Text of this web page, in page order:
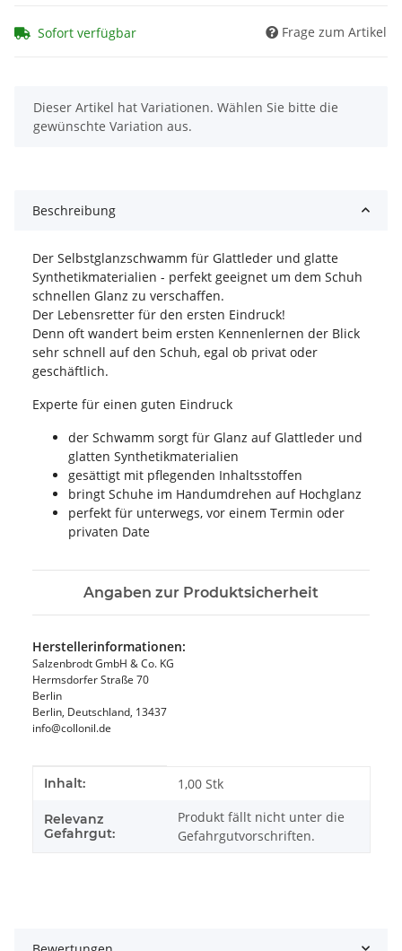
Sofort verfügbar Frage zum Artikel
x
Dieser Artikel hat Variationen. Wählen Sie bitte die
gewünschte Variation aus.
Beschreibung
Der Selbstglanzschwamm für Glattleder und glatte
Synthetikmaterialien - perfekt geeignet um dem Schuh
schnellen Glanz zu verschaffen.
Der Lebensretter für den ersten Eindruck!
Denn oft wandert beim ersten Kennenlernen der Blick
sehr schnell auf den Schuh, egal ob privat oder
geschäftlich.
Experte für einen guten Eindruck
der Schwamm sorgt für Glanz auf Glattleder und
glatten Synthetikmaterialien
gesättigt mit pflegenden Inhaltsstoffen
bringt Schuhe im Handumdrehen auf Hochglanz
perfekt für unterwegs, vor einem Termin oder
privaten Date
Angaben zur Produktsicherheit
Herstellerinformationen:
Salzenbrodt GmbH & Co. KG
Hermsdorfer Straße 70
Berlin
Berlin, Deutschland, 13437
info@collonil.de
Produkteigenschaft
Wert
Inhalt: 1,00 Stk
Relevanz
Gefahrgut:
Produkt fällt nicht unter die
Gefahrgutvorschriften.